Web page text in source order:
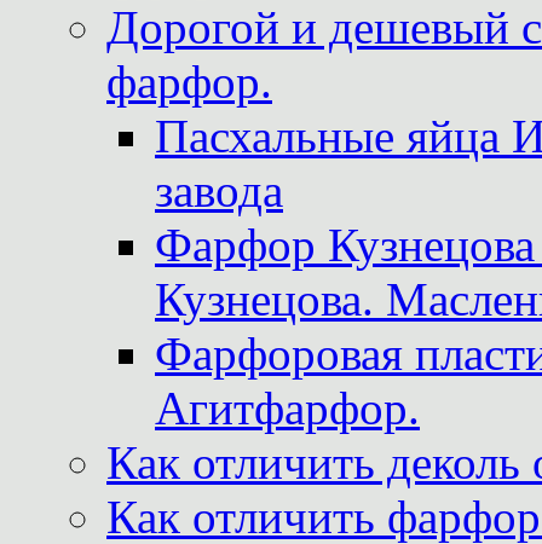
Дорогой и дешевый
фарфор.
Пасхальные яйца
завода
Фарфор
Кузнецова.
Фарфоровая
Агитфарфор.
Как отличить
Как отличить